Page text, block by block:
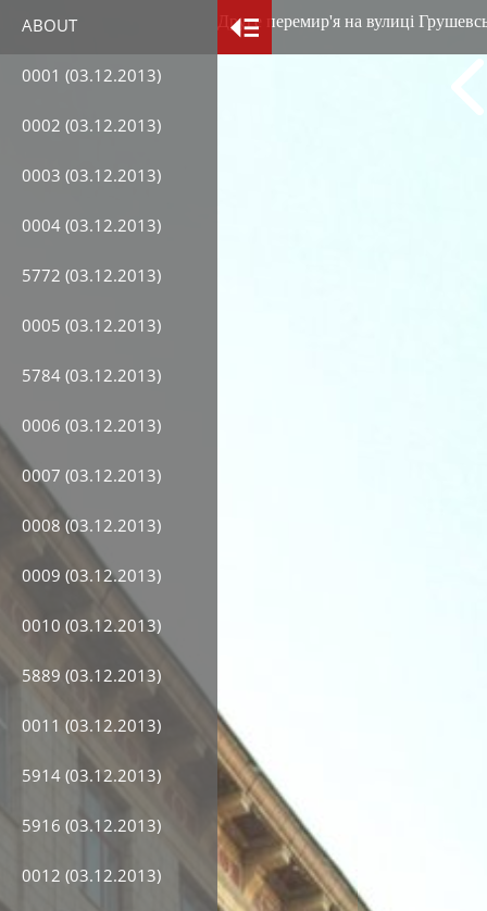
ABOUT
0001 (03.12.2013)
0002 (03.12.2013)
0003 (03.12.2013)
0004 (03.12.2013)
5772 (03.12.2013)
0005 (03.12.2013)
5784 (03.12.2013)
0006 (03.12.2013)
0007 (03.12.2013)
0008 (03.12.2013)
0009 (03.12.2013)
0010 (03.12.2013)
5889 (03.12.2013)
0011 (03.12.2013)
5914 (03.12.2013)
5916 (03.12.2013)
0012 (03.12.2013)
Друге перемир'я на вулиці